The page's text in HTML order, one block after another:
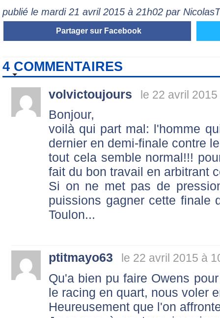
publié le mardi 21 avril 2015 à 21h02 par
Partager sur Facebook
4 COMMENTAIRES
volvictoujours le 22 avril
Bonjour,
voilà qui part mal: l'homme
dernier en demi-finale contre
tout cela semble normal!!!
fait du bon travail en arbitrant
Si on ne met pas de
puissions gagner cette finale
Toulon...
ptitmayo63 le 22 avril 2015 à
Qu'a bien pu faire Owens
le racing en quart, nous voler
Heureusement que l'on